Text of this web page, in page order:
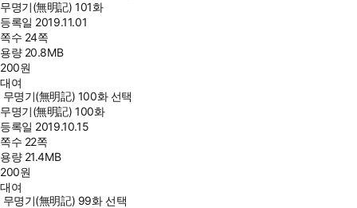
무명기(無明記) 101화
등록일 2019.11.01
쪽수 24쪽
용량 20.8MB
200원
대여
무명기(無明記) 100화 선택
무명기(無明記) 100화
등록일 2019.10.15
쪽수 22쪽
용량 21.4MB
200원
대여
무명기(無明記) 99화 선택